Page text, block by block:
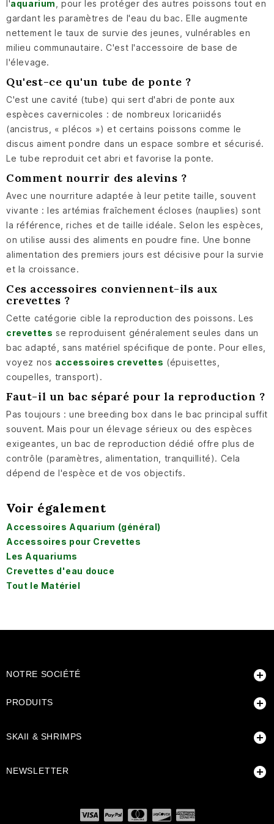
l'aquarium
, pour les protéger des autres poissons tout en
gardant les paramètres de l'eau du bac. Elle augmente
nettement le taux de survie des jeunes, vulnérables en
milieu communautaire. C'est l'accessoire de base de
l'élevage.
Qu'est-ce qu'un tube de ponte ?
C'est une cavité (tube) qui sert d'abri de ponte aux
espèces cavernicoles : de nombreux loricariidés
(ancistrus, « plécos ») et certains poissons comme le
discus aiment pondre dans un espace sombre et sécurisé.
Le tube reproduit cet abri et favorise la ponte.
Comment nourrir des alevins ?
Avec une nourriture adaptée à leur petite taille, souvent
vivante : les artémias fraîchement écloses (nauplies) sont
la référence, riches et de taille idéale. Selon les espèces,
on utilise aussi des aliments en poudre fine. Une bonne
alimentation des premiers jours est décisive pour la survie
et la croissance.
Ces accessoires conviennent-ils aux
crevettes ?
Cette catégorie cible la reproduction des poissons. Les
crevettes se reproduisent généralement seules dans un
bac adapté, sans matériel spécifique de ponte. Pour elles,
voyez nos accessoires crevettes (épuisettes,
coupelles, transport).
Faut-il un bac séparé pour la reproduction ?
Pas toujours : une breeding box dans le bac principal suffit
souvent. Mais pour un élevage sérieux ou des espèces
exigeantes, un bac de reproduction dédié offre plus de
contrôle (paramètres, alimentation, tranquillité). Cela
dépend de l'espèce et de vos objectifs.
Voir également
Accessoires Aquarium (général)
Accessoires pour Crevettes
Les Aquariums
Crevettes d'eau douce
Tout le Matériel
NOTRE SOCIÉTÉ 
PRODUITS 
SKAII & SHRIMPS 
NEWSLETTER 